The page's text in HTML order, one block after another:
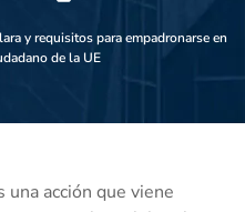
y requisitos para empadronarse en
de la UE
una acción que viene